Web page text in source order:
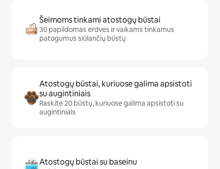
Šeimoms tinkami atostogų būstai
30 papildomas erdves ir vaikams tinkamus
patogumus siūlančių būstų
Atostogų būstai, kuriuose galima apsistoti
su augintiniais
Raskite 20 būstų, kuriuose galima apsistoti su
augintiniais
Atostogų būstai su baseinu